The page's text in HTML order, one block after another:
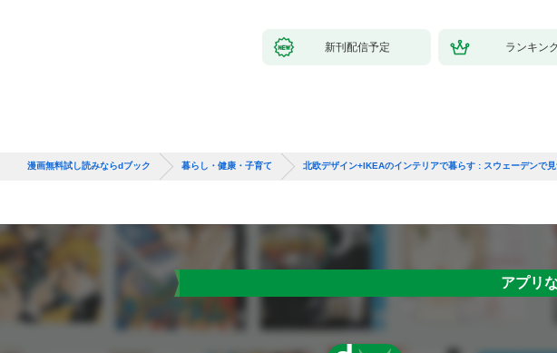
新刊配信予定 ランキン
漫画無料試し読みならdブック 暮らし・健康・子育て 北欧デザイン+IKEAのインテリアで暮らす : スウェーデンで
アプリ